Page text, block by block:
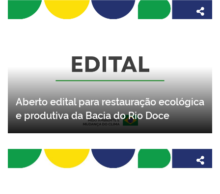
Aberto edital para restauração ecológica
e produtiva da Bacia do Rio Doce